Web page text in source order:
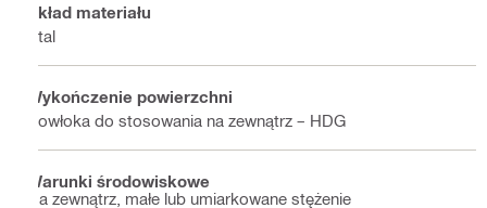
Skład materiału
Stal
Wykończenie powierzchni
Powłoka do stosowania na zewnątrz – HDG
Warunki środowiskowe
Na zewnątrz, małe lub umiarkowane stężenie